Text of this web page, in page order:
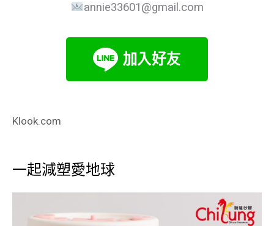
annie33601@gmail.com
Klook.com
一起減塑愛地球